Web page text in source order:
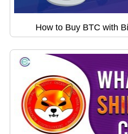
How to Buy BTC with